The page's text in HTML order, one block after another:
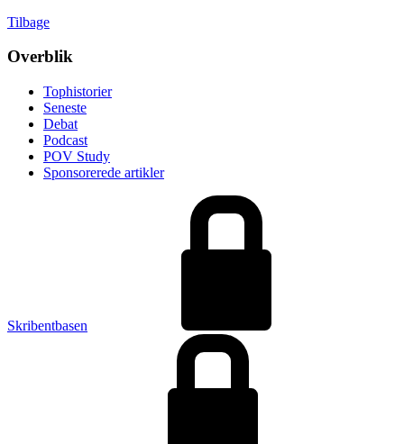
Tilbage
Footer
Overblik
Tophistorier
Seneste
Debat
Podcast
POV Study
Sponsorerede artikler
Skribentbasen